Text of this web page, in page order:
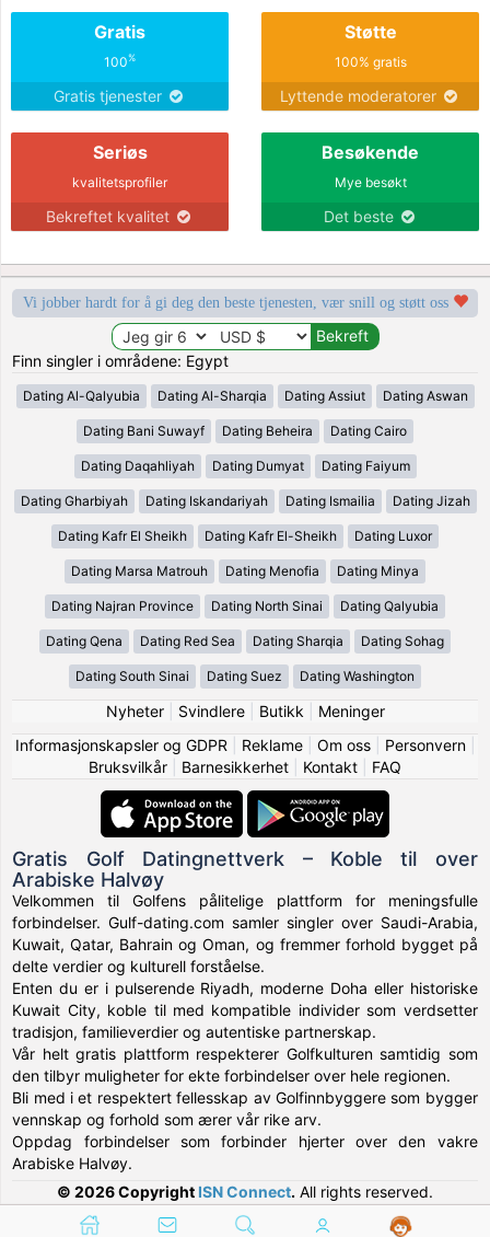
Gratis
100%
Gratis tjenester
Støtte
100% gratis
Lyttende moderatorer
Seriøs
kvalitetsprofiler
Bekreftet kvalitet
Besøkende
Mye besøkt
Det beste
Vi jobber hardt for å gi deg den beste tjenesten, vær snill og støtt oss
Finn singler i områdene: Egypt
Dating Al-Qalyubia Dating Al-Sharqia Dating Assiut Dating Aswan
Dating Bani Suwayf Dating Beheira Dating Cairo
Dating Daqahliyah Dating Dumyat Dating Faiyum
Dating Gharbiyah Dating Iskandariyah Dating Ismailia Dating Jizah
Dating Kafr El Sheikh Dating Kafr El-Sheikh Dating Luxor
Dating Marsa Matrouh Dating Menofia Dating Minya
Dating Najran Province Dating North Sinai Dating Qalyubia
Dating Qena Dating Red Sea Dating Sharqia Dating Sohag
Dating South Sinai Dating Suez Dating Washington
Nyheter| Svindlere| Butikk
Meninger
Informasjonskapsler og GDPR
Reklame| Om oss| Personvern|
Bruksvilkår
Barnesikkerhet Kontakt FAQ
Gratis Golf Datingnettverk – Koble til over
Arabiske Halvøy
Velkommen til Golfens pålitelige plattform for meningsfulle
forbindelser. Gulf-dating.com samler singler over Saudi-Arabia,
Kuwait, Qatar, Bahrain og Oman, og fremmer forhold bygget på
delte verdier og kulturell forståelse.
Enten du er i pulserende Riyadh, moderne Doha eller historiske
Kuwait City, koble til med kompatible individer som verdsetter
tradisjon, familieverdier og autentiske partnerskap.
Vår helt gratis plattform respekterer Golfkulturen samtidig som
den tilbyr muligheter for ekte forbindelser over hele regionen.
Bli med i et respektert fellesskap av Golfinnbyggere som bygger
vennskap og forhold som ærer vår rike arv.
Oppdag forbindelser som forbinder hjerter over den vakre
Arabiske Halvøy.
© 2026 Copyright ISN Connect. All rights reserved.